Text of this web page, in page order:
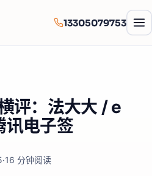
13305079753
评：法大大 / e
讯电子签
·16 分钟阅读